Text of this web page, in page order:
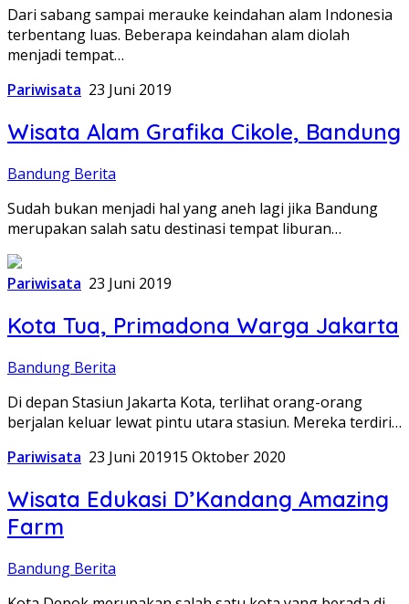
Dari sabang sampai merauke keindahan alam Indonesia
terbentang luas. Beberapa keindahan alam diolah
menjadi tempat…
Pariwisata 23 Juni 2019
Wisata Alam Grafika Cikole, Bandung
Bandung Berita
Sudah bukan menjadi hal yang aneh lagi jika Bandung
merupakan salah satu destinasi tempat liburan…
Pariwisata 23 Juni 2019
Kota Tua, Primadona Warga Jakarta
Bandung Berita
Di depan Stasiun Jakarta Kota, terlihat orang-orang
berjalan keluar lewat pintu utara stasiun. Mereka terdiri…
Pariwisata 23 Juni 201915 Oktober 2020
Wisata Edukasi D’Kandang Amazing
Farm
Bandung Berita